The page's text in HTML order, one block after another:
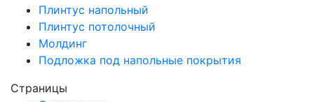
Плинтус напольный
Плинтус потолочный
Молдинг
Подложка под напольные покрытия
Страницы